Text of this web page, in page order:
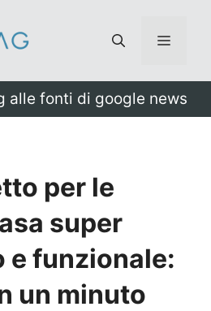
Menu
alle fonti di google news
per le
super
e funzionale:
un minuto